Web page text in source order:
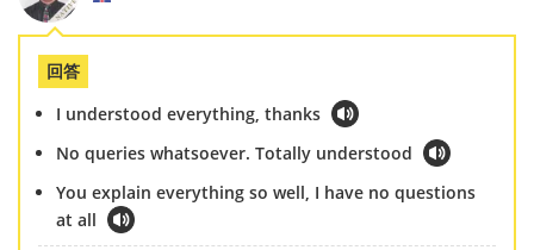
回答
I understood everything, thanks
No queries whatsoever. Totally understood
You explain everything so well, I have no questions
at all